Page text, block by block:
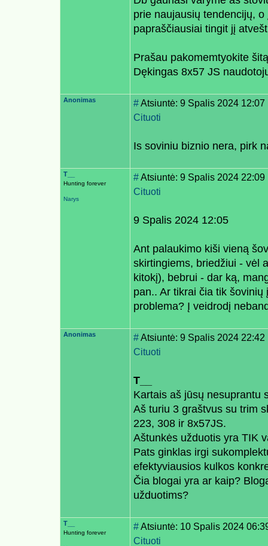
prie naujausių tendencijų,
papraščiausiai tingit jį
Prašau pakomemtyokite
Dękingas 8x57 JS
Anonimas #Atsiuntė: 9 Spalis 2024 12:07
Cituoti
Is soviniu biznio nera, pirk
T__
Hunting forever
Narys
#Atsiuntė: 9 Spalis 2024 22:09
Cituoti
9 Spalis 2024 12:05
Ant palaukimo kiši vieną
skirtingiems, briedžiui - vėl
kitokį), bebrui - dar ką,
pan.. Ar tikrai čia tik
problema? Į veidrodį
Anonimas #Atsiuntė: 9 Spalis 2024 22:42
Cituoti
T__
Kartais aš jūsų nesuprantu
Aš turiu 3 graštvus su trim
223, 308 ir 8x57JS.
Aštunkės užduotis yra TIK
Pats ginklas irgi
efektyviausios kulkos
Čia blogai yra ar kaip?
užduotims?
T__
Hunting forever
#Atsiuntė: 10 Spalis 2024
Cituoti